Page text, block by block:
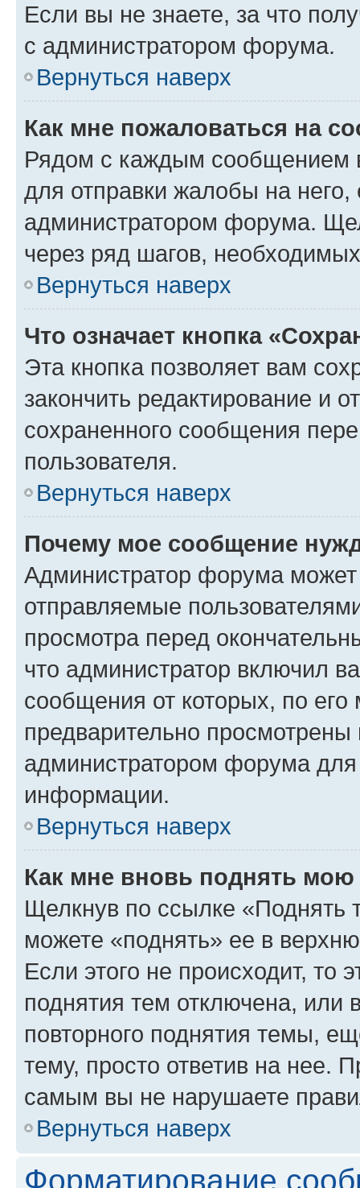
Если вы не знаете, за что
с администратором форума.
Вернуться наверх
Как мне пожаловаться на
Рядом с каждым сообщением
для отправки жалобы на
администратором форума.
через ряд шагов,
Вернуться наверх
Что означает кнопка
Эта кнопка позволяет вам
закончить редактирование и
сохраненного сообщения
пользователя.
Вернуться наверх
Почему мое сообщение
Администратор форума
отправляемые
просмотра перед
что администратор включил
сообщения от которых, по
предварительно
администратором форума
информации.
Вернуться наверх
Как мне вновь поднять мою
Щелкнув по ссылке «Поднять
можете «поднять» ее в
Если этого не происходит, то
поднятия тем отключена, или
повторного поднятия темы,
тему, просто ответив на нее.
самым вы не нарушаете
Вернуться наверх
Форматирование